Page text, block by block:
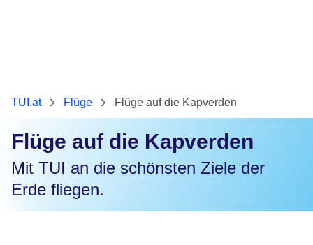
TUI.at Flüge Flüge auf die Kapverden
Flüge auf die Kapverden
Mit TUI an die schönsten Ziele der
Erde fliegen.